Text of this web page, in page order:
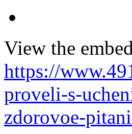
View the
https://
proveli-s-
zdorovoe-